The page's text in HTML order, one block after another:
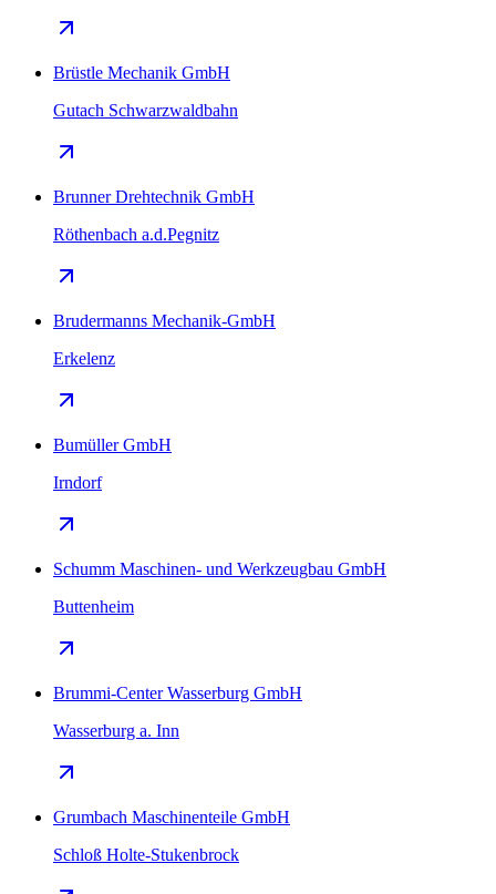
Brüstle Mechanik GmbH
Gutach Schwarzwaldbahn
Brunner Drehtechnik GmbH
Röthenbach a.d.Pegnitz
Brudermanns Mechanik-GmbH
Erkelenz
Bumüller GmbH
Irndorf
Schumm Maschinen- und Werkzeugbau GmbH
Buttenheim
Brummi-Center Wasserburg GmbH
Wasserburg a. Inn
Grumbach Maschinenteile GmbH
Schloß Holte-Stukenbrock